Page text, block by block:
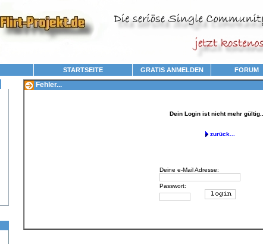
STARTSEITE GRATIS ANMELDEN FORUM
Fehler...
Dein Login ist nicht mehr gültig...
zurück...
Deine e-Mail Adresse:
Passwort: